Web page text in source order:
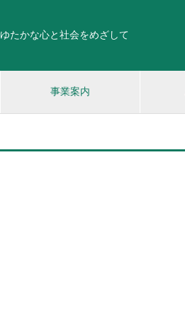
ゆたかな心と社会をめざして
事業案内